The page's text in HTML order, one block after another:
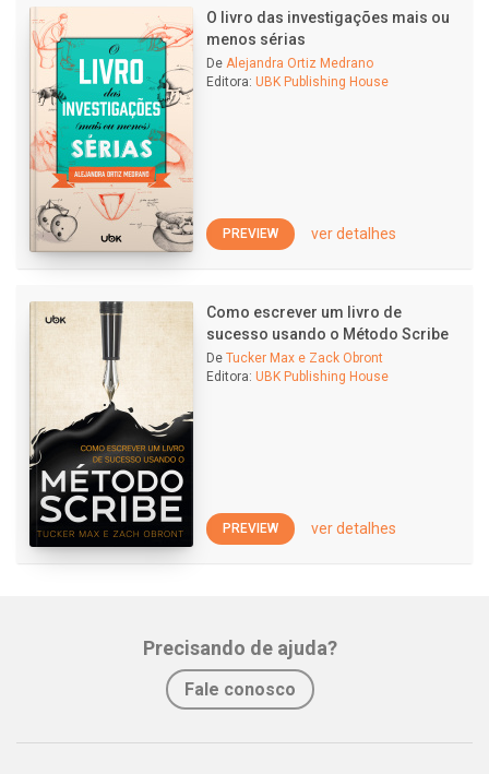
O livro das investigações mais ou
menos sérias
De Alejandra Ortiz Medrano
Editora: UBK Publishing House
PREVIEW ver detalhes
Como escrever um livro de
sucesso usando o Método Scribe
De Tucker Max e Zack Obront
Editora: UBK Publishing House
PREVIEW ver detalhes
Precisando de ajuda?
Fale conosco